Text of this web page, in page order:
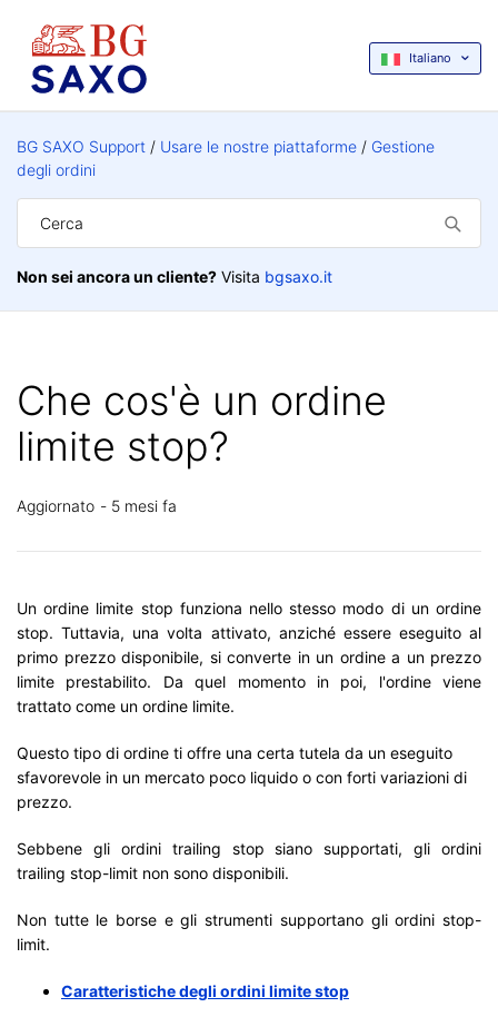
Italiano
BG SAXO Support Usare le nostre piattaforme
Gestione
degli ordini
Non sei ancora un cliente? Visita bgsaxo.it
Che cos'è un ordine
limite stop?
Aggiornato 5 mesi fa
Un ordine limite stop funziona nello stesso modo di un ordine
stop. Tuttavia, una volta attivato, anziché essere eseguito al
primo prezzo disponibile, si converte in un ordine a un prezzo
limite prestabilito. Da quel momento in poi, l'ordine viene
trattato come un ordine limite.
Questo tipo di ordine ti offre una certa tutela da un eseguito
sfavorevole in un mercato poco liquido o con forti variazioni di
prezzo.
Sebbene gli ordini trailing stop siano supportati, gli ordini
trailing stop-limit non sono disponibili.
Non tutte le borse e gli strumenti supportano gli ordini stop-
limit.
Caratteristiche degli ordini limite stop